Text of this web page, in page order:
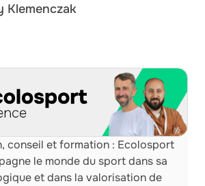
Klemenczak
conseil et formation : Ecolosport
le monde du sport dans sa
et dans la valorisation de